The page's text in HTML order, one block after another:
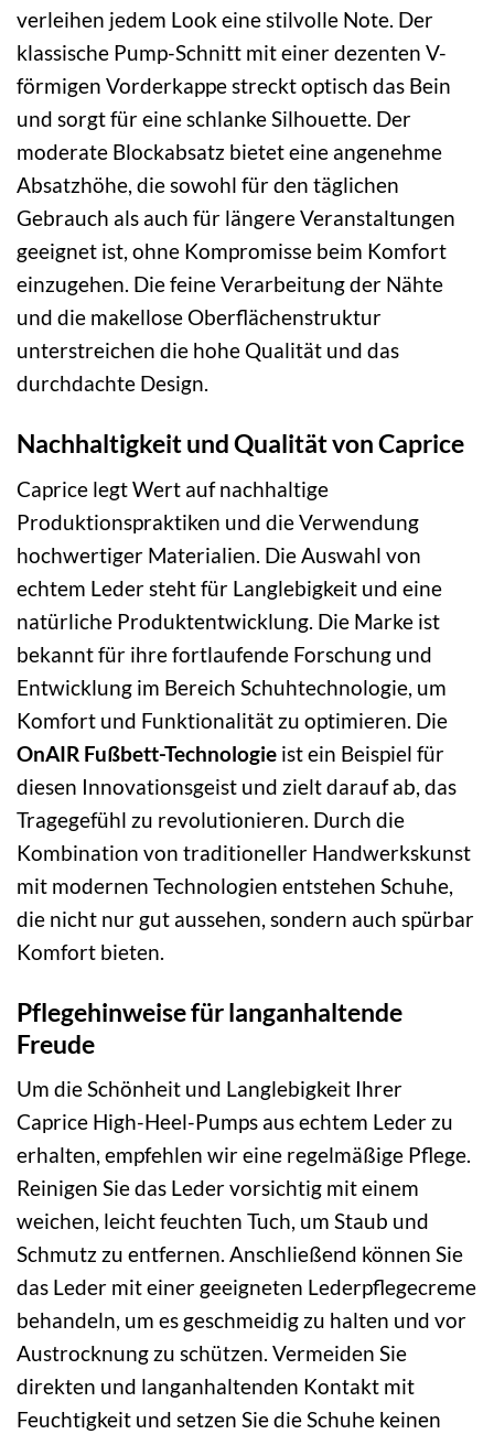
verleihen jedem Look eine stilvolle Note. Der
klassische Pump-Schnitt mit einer dezenten V-
förmigen Vorderkappe streckt optisch das Bein
und sorgt für eine schlanke Silhouette. Der
moderate Blockabsatz bietet eine angenehme
Absatzhöhe, die sowohl für den täglichen
Gebrauch als auch für längere Veranstaltungen
geeignet ist, ohne Kompromisse beim Komfort
einzugehen. Die feine Verarbeitung der Nähte
und die makellose Oberflächenstruktur
unterstreichen die hohe Qualität und das
durchdachte Design.
Nachhaltigkeit und Qualität von Caprice
Caprice legt Wert auf nachhaltige
Produktionspraktiken und die Verwendung
hochwertiger Materialien. Die Auswahl von
echtem Leder steht für Langlebigkeit und eine
natürliche Produktentwicklung. Die Marke ist
bekannt für ihre fortlaufende Forschung und
Entwicklung im Bereich Schuhtechnologie, um
Komfort und Funktionalität zu optimieren. Die
OnAIR Fußbett-Technologie ist ein Beispiel für
diesen Innovationsgeist und zielt darauf ab, das
Tragegefühl zu revolutionieren. Durch die
Kombination von traditioneller Handwerkskunst
mit modernen Technologien entstehen Schuhe,
die nicht nur gut aussehen, sondern auch spürbar
Komfort bieten.
Pflegehinweise für langanhaltende
Freude
Um die Schönheit und Langlebigkeit Ihrer
Caprice High-Heel-Pumps aus echtem Leder zu
erhalten, empfehlen wir eine regelmäßige Pflege.
Reinigen Sie das Leder vorsichtig mit einem
weichen, leicht feuchten Tuch, um Staub und
Schmutz zu entfernen. Anschließend können Sie
das Leder mit einer geeigneten Lederpflegecreme
behandeln, um es geschmeidig zu halten und vor
Austrocknung zu schützen. Vermeiden Sie
direkten und langanhaltenden Kontakt mit
Feuchtigkeit und setzen Sie die Schuhe keinen